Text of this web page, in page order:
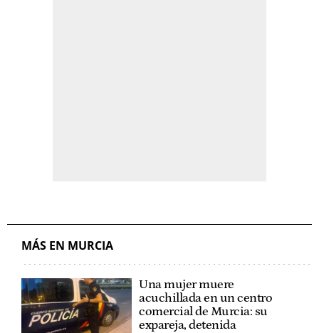
MÁS EN MURCIA
Una mujer muere
acuchillada en un centro
comercial de Murcia: su
expareja, detenida